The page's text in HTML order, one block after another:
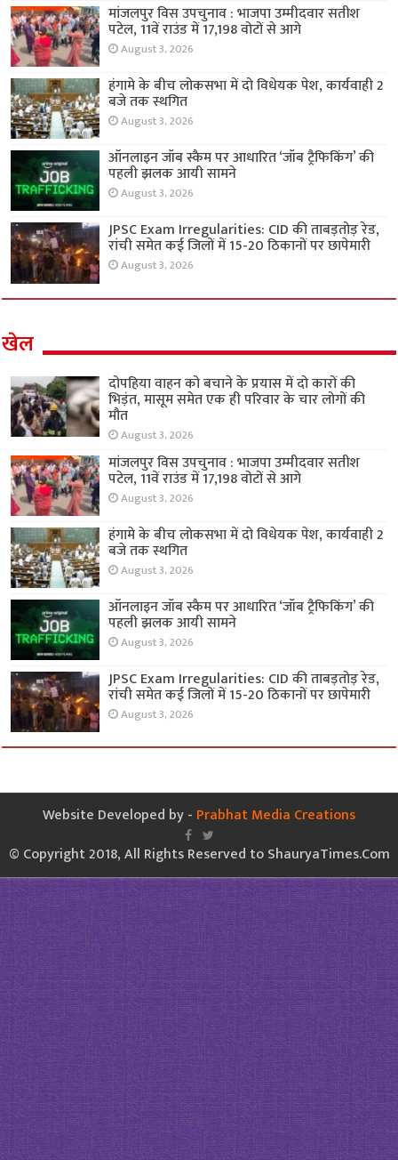
मांजलपुर विस उपचुनाव : भाजपा उम्मीदवार सतीश
पटेल, 11वें राउंड में 17,198 वोटों से आगे
August 3, 2026
हंगामे के बीच लोकसभा में दो विधेयक पेश, कार्यवाही 2
बजे तक स्थगित
August 3, 2026
ऑनलाइन जॉब स्कैम पर आधारित ‘जॉब ट्रैफिकिंग’ की
पहली झलक आयी सामने
August 3, 2026
JPSC Exam Irregularities: CID की ताबड़तोड़ रेड,
रांची समेत कई जिलों में 15-20 ठिकानों पर छापेमारी
August 3, 2026
खेल
दोपहिया वाहन को बचाने के प्रयास में दो कारों की
भिड़ंत, मासूम समेत एक ही परिवार के चार लोगों की
मौत
August 3, 2026
मांजलपुर विस उपचुनाव : भाजपा उम्मीदवार सतीश
पटेल, 11वें राउंड में 17,198 वोटों से आगे
August 3, 2026
हंगामे के बीच लोकसभा में दो विधेयक पेश, कार्यवाही 2
बजे तक स्थगित
August 3, 2026
ऑनलाइन जॉब स्कैम पर आधारित ‘जॉब ट्रैफिकिंग’ की
पहली झलक आयी सामने
August 3, 2026
JPSC Exam Irregularities: CID की ताबड़तोड़ रेड,
रांची समेत कई जिलों में 15-20 ठिकानों पर छापेमारी
August 3, 2026
Website Developed by - Prabhat Media Creations
© Copyright 2018, All Rights Reserved to ShauryaTimes.Com